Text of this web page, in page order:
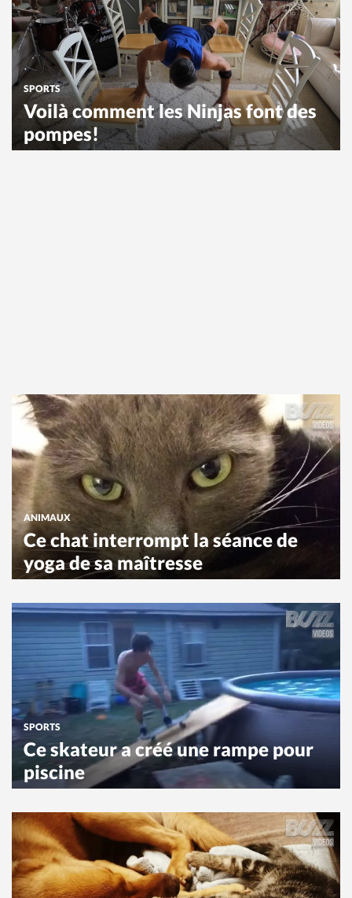
SPORTS
Voilà comment les Ninjas font des
pompes!
ANIMAUX
Ce chat interrompt la séance de
yoga de sa maîtresse
SPORTS
Ce skateur a créé une rampe pour
piscine